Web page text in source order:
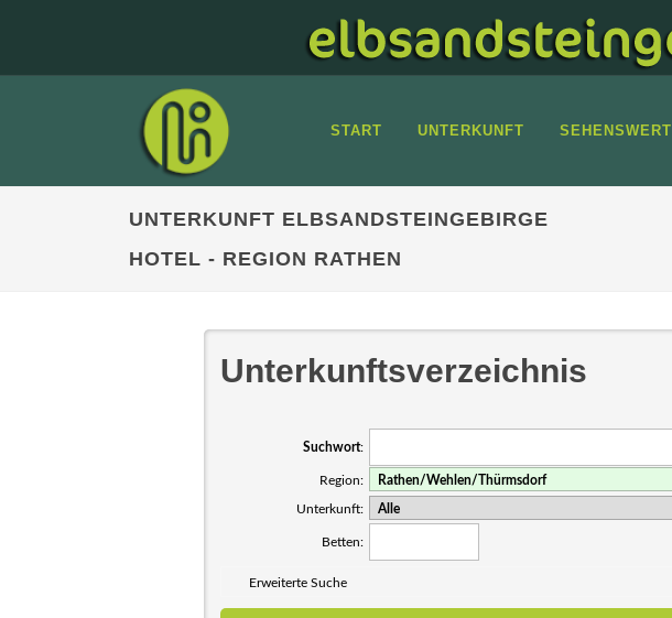
START UNTERKUNFT SEHENSWERT
UNTERKUNFT ELBSANDSTEINGEBIRGE
HOTEL - REGION RATHEN
Unterkunftsverzeichnis
Suchwort:
Region:
Unterkunft:
Betten:
Erweiterte Suche